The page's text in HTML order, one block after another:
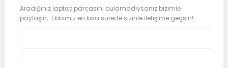
Aradığınız laptop parçasını bulamadıysanız bizimle
paylaşın, Ekibimiz en kısa sürede sizinle iletişime geçsin!